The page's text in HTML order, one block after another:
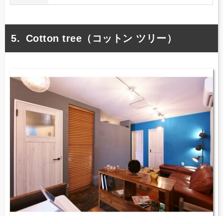
Cotton tree（コットン ツリー）